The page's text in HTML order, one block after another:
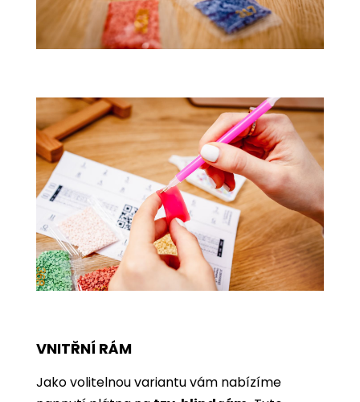
VNITŘNÍ RÁM
Jako volitelnou variantu vám nabízíme